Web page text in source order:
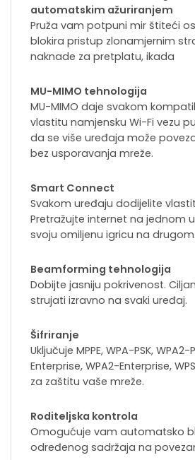
automatskim ažuriranjem
Pruža vam potpuni mir štiteći
blokira pristup zlonamjernim
naknade za pretplatu, ikada
MU-MIMO tehnologija
MU-MIMO daje svakom
vlastitu namjensku Wi-Fi vezu
da se više uređaja može
bez usporavanja mreže.
Smart Connect
Svakom uređaju dodijelite
Pretražujte internet na jednom
svoju omiljenu igricu na drugom.
Beamforming tehnologija
Dobijte jasniju pokrivenost.
strujati izravno na svaki uređaj.
Šifriranje
Uključuje MPPE, WPA-PSK, WPA2-
Enterprise, WPA2-Enterprise,
za zaštitu vaše mreže.
Roditeljska kontrola
Omogućuje vam automatsko
određenog sadržaja na